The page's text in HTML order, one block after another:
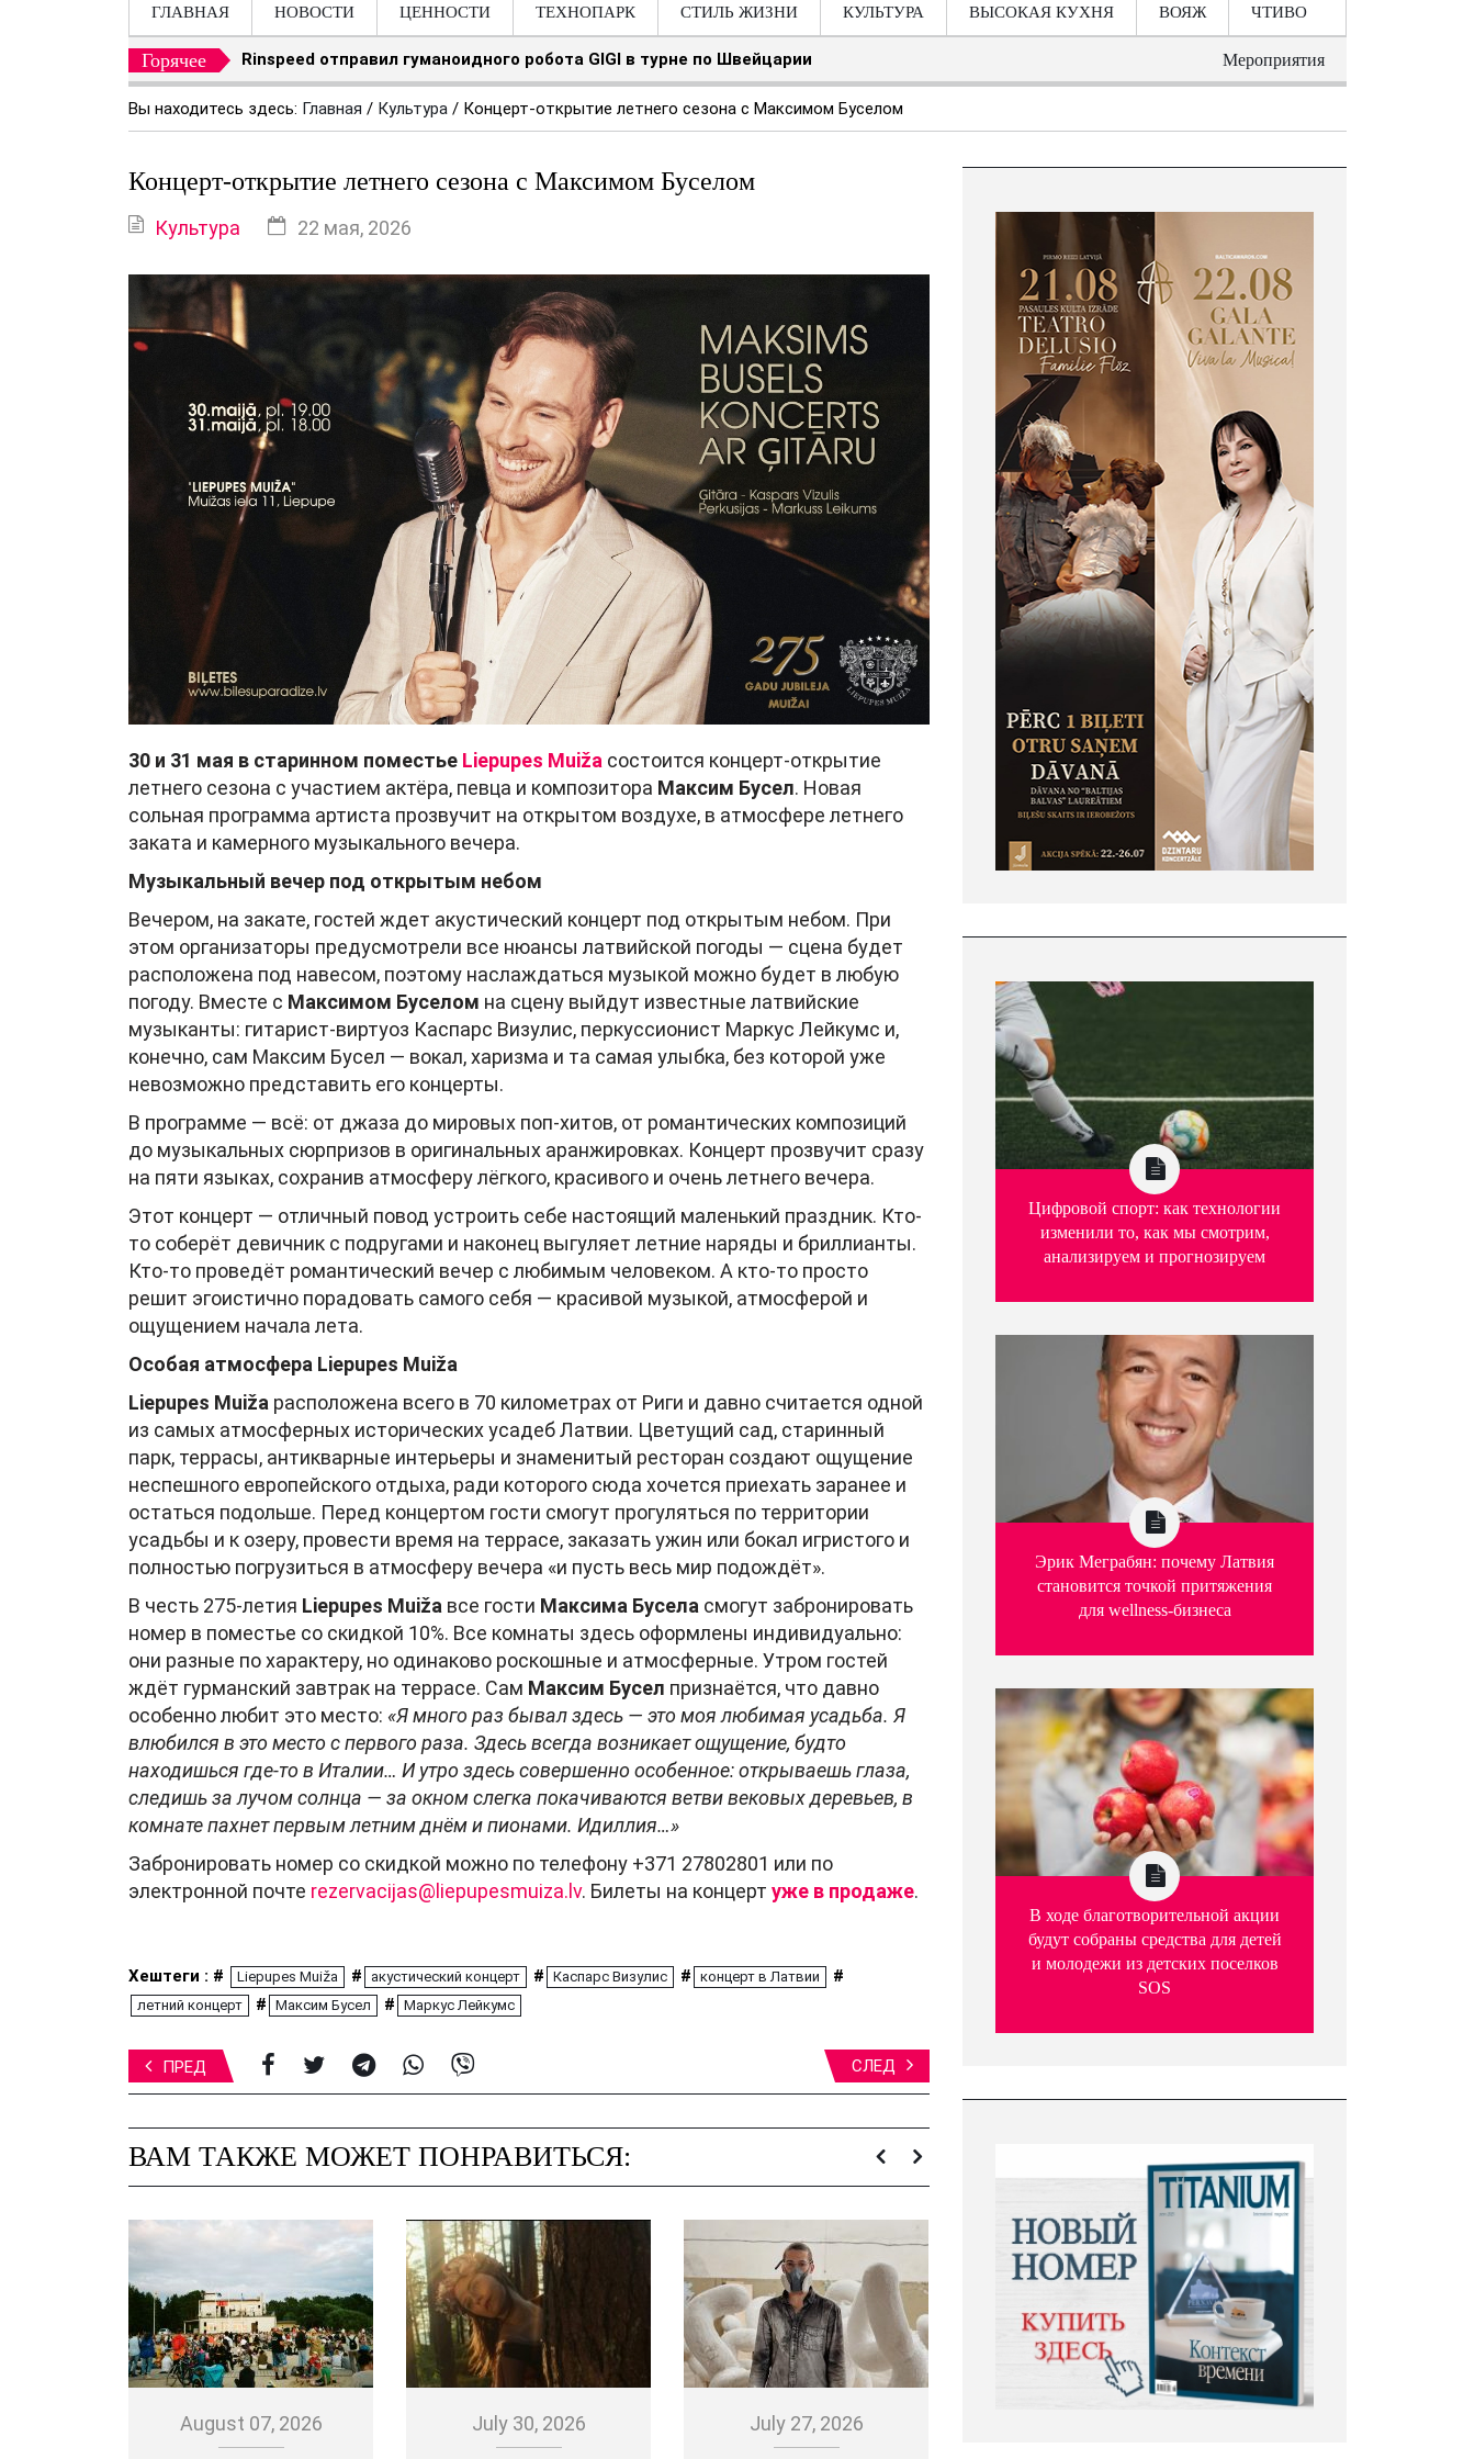
ГЛАВНАЯ НОВОСТИ ЦЕННОСТИ ТЕХНОПАРК СТИЛЬ ЖИЗНИ КУЛЬТУРА ВЫСОКАЯ КУХНЯ ВОЯЖ ЧТИВО
Горячее Rinspeed отправил гуманоидного робота GIGI в турне по Швейцарии Мероприятия
Вы находитесь здесь: Главная / Культура / Концерт-открытие летнего сезона с Максимом Буселом
Концерт-открытие летнего сезона с Максимом Буселом
Культура 22 мая, 2026
30 и 31 мая в старинном поместье Liepupes Muiža состоится концерт-открытие
летнего сезона с участием актёра, певца и композитора Максим Бусел. Новая
сольная программа артиста прозвучит на открытом воздухе, в атмосфере летнего
заката и камерного музыкального вечера.
Музыкальный вечер под открытым небом
Вечером, на закате, гостей ждет акустический концерт под открытым небом. При
этом организаторы предусмотрели все нюансы латвийской погоды — сцена будет
расположена под навесом, поэтому наслаждаться музыкой можно будет в любую
погоду. Вместе с Максимом Буселом на сцену выйдут известные латвийские
музыканты: гитарист-виртуоз Каспарс Визулис, перкуссионист Маркус Лейкумс и,
конечно, сам Максим Бусел — вокал, харизма и та самая улыбка, без которой уже
невозможно представить его концерты.
В программе — всё: от джаза до мировых поп-хитов, от романтических композиций
до музыкальных сюрпризов в оригинальных аранжировках. Концерт прозвучит сразу
на пяти языках, сохранив атмосферу лёгкого, красивого и очень летнего вечера.
Этот концерт — отличный повод устроить себе настоящий маленький праздник. Кто-
то соберёт девичник с подругами и наконец выгуляет летние наряды и бриллианты.
Кто-то проведёт романтический вечер с любимым человеком. А кто-то просто
решит эгоистично порадовать самого себя — красивой музыкой, атмосферой и
ощущением начала лета.
Особая атмосфера Liepupes Muiža
Liepupes Muiža расположена всего в 70 километрах от Риги и давно считается одной
из самых атмосферных исторических усадеб Латвии. Цветущий сад, старинный
парк, террасы, антикварные интерьеры и знаменитый ресторан создают ощущение
неспешного европейского отдыха, ради которого сюда хочется приехать заранее и
остаться подольше. Перед концертом гости смогут прогуляться по территории
усадьбы и к озеру, провести время на террасе, заказать ужин или бокал игристого и
полностью погрузиться в атмосферу вечера «и пусть весь мир подождёт».
В честь 275-летия Liepupes Muiža все гости Максима Бусела смогут забронировать
номер в поместье со скидкой 10%. Все комнаты здесь оформлены индивидуально:
они разные по характеру, но одинаково роскошные и атмосферные. Утром гостей
ждёт гурманский завтрак на террасе. Сам Максим Бусел признаётся, что давно
особенно любит это место: «Я много раз бывал здесь — это моя любимая усадьба. Я
влюбился в это место с первого раза. Здесь всегда возникает ощущение, будто
находишься где-то в Италии… И утро здесь совершенно особенное: открываешь глаза,
следишь за лучом солнца — за окном слегка покачиваются ветви вековых деревьев, в
комнате пахнет первым летним днём и пионами. Идиллия…»
Забронировать номер со скидкой можно по телефону +371 27802801 или по
электронной почте rezervacijas@liepupesmuiza.lv. Билеты на концерт уже в продаже.
Хештеги : # Liepupes Muiža # акустический концерт # Каспарс Визулис # концерт в Латвии #
летний концерт # Максим Бусел # Маркус Лейкумс
ПРЕД СЛЕД
ВАМ ТАКЖЕ МОЖЕТ ПОНРАВИТЬСЯ:
August 07, 2026 July 30, 2026 July 27, 2026
Цифровой спорт: как технологии
изменили то, как мы смотрим,
анализируем и прогнозируем
Эрик Меграбян: почему Латвия
становится точкой притяжения
для wellness-бизнеса
В ходе благотворительной акции
будут собраны средства для детей
и молодежи из детских поселков
SOS